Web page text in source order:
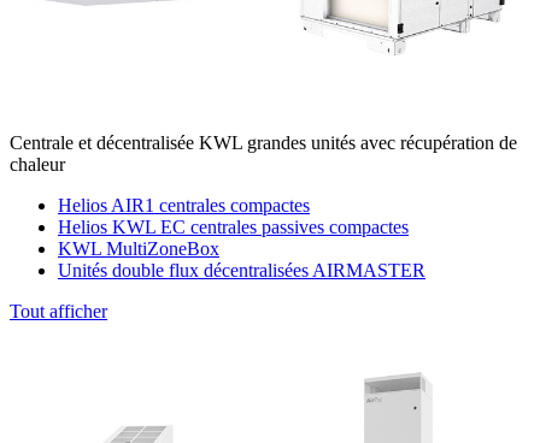
Centrale et décentralisée KWL grandes unités avec récupération de
chaleur
Helios AIR1 centrales compactes
Helios KWL EC centrales passives compactes
KWL MultiZoneBox
Unités double flux décentralisées AIRMASTER
Tout afficher